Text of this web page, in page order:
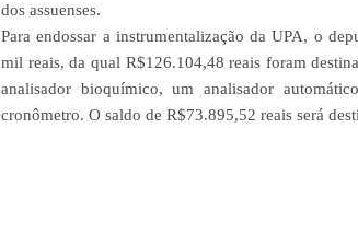
dos assuenses.
Para endossar a instrumentalização da UPA, o
mil reais, da qual R$126.104,48 reais foram
analisador bioquímico, um analisador
cronômetro. O saldo de R$73.895,52 reais será